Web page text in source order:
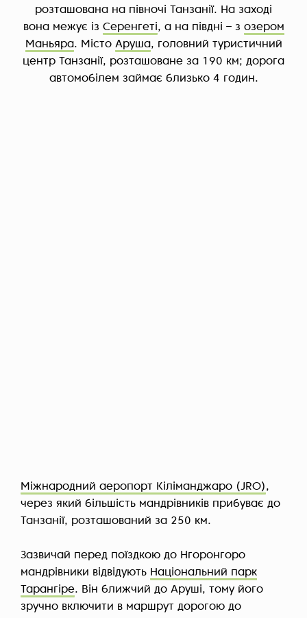
розташована на півночі Танзанії. На заході
вона межує із Серенгеті, а на півдні – з озером
Маньяра. Місто Аруша, головний туристичний
центр Танзанії, розташоване за 190 км; дорога
автомобілем займає близько 4 годин.
Міжнародний аеропорт Кіліманджаро (JRO),
через який більшість мандрівників прибуває до
Танзанії, розташований за 250 км.
Зазвичай перед поїздкою до Нгоронгоро
мандрівники відвідують Національний парк
Тарангіре. Він ближчий до Аруші, тому його
зручно включити в маршрут дорогою до